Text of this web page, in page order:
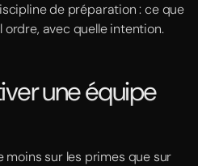
de préparation : ce que
ordre, avec quelle intention.
une équipe
sur les primes que sur